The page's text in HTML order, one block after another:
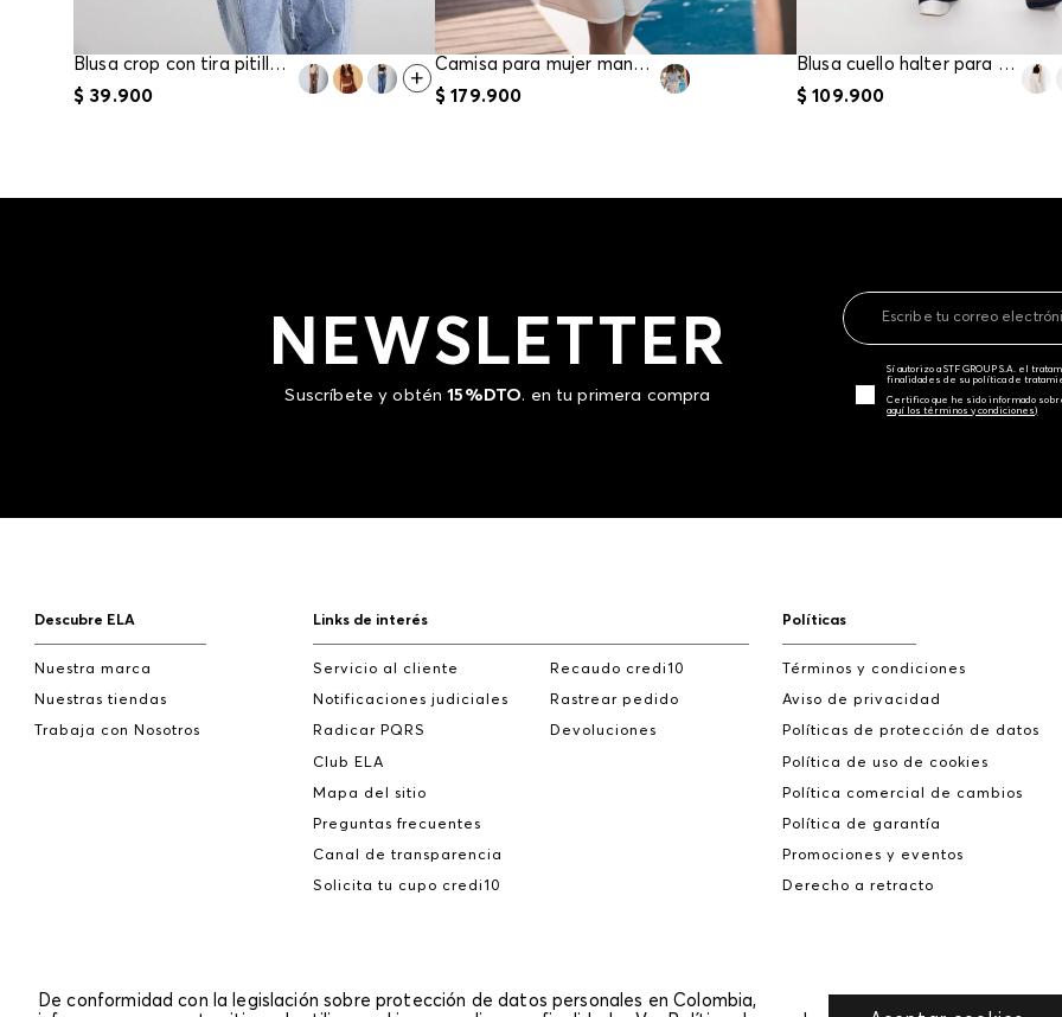
Blusa crop con tira pitillo para mujer
$ 39.900
Camisa para mujer manga corta
$ 179.900
Blusa cuello halter para mujer
$ 109.900
NEWSLETTER
Suscríbete y obtén15%DTO. en tu primera compra
Sí autorizo a STF GROUP S.A. el
finalidades de su política de
Certifico que he sido informado
aquí los términos y condiciones)
Descubre ELA
Nuestra marca
Nuestras tiendas
Trabaja con Nosotros
Links de interés
Servicio al cliente
Notificaciones judiciales
Radicar PQRS
Club ELA
Mapa del sitio
Preguntas frecuentes
Canal de transparencia
Solicita tu cupo credi10
Recaudo credi10
Rastrear pedido
Devoluciones
Políticas
Términos y condiciones
Aviso de privacidad
Políticas de protección de datos
Política de uso de cookies
Política comercial de cambios
Política de garantía
Promociones y eventos
Derecho a retracto
De conformidad con la legislación sobre protección de datos personales en Colombia,